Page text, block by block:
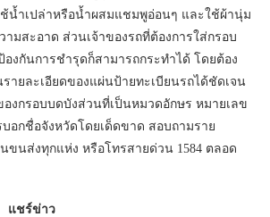
ช้น้ำเปล่าหรือน้ำผสมแชมพูอ่อนๆ และใช้ผ้านุ่ม
ามสะอาด ส่วนเจ้าของรถที่ต้องการใส่กรอบ
องกันการชำรุดก็สามารถกระทำได้ โดยต้อง
รายละเอียดของแผ่นป้ายทะเบียนรถได้ชัดเจน
งกรอบบดบังส่วนที่เป็นหมวดอักษร หมายเลข
อกชื่อจังหวัดโดยเด็ดขาด สอบถามราย
ขนส่งทุกแห่ง หรือโทรสายด่วน 1584 ตลอด
แชร์ข่าว